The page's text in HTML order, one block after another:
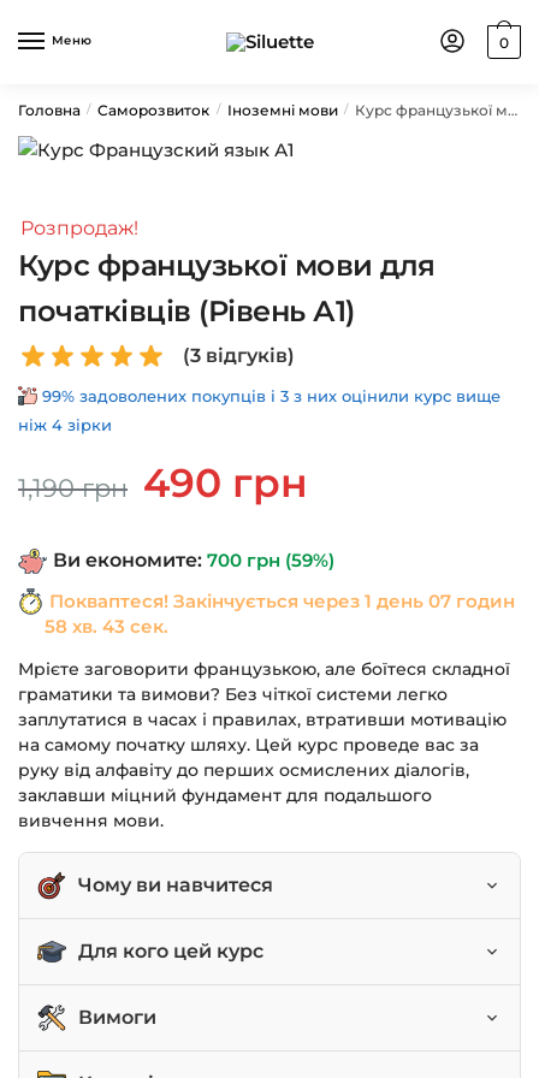
Меню 0
Головна / Саморозвиток / Іноземні мови / Курс французької мови для початківців (Рівень А1)
Розпродаж!
Курс французької мови для
початківців (Рівень А1)
(3відгуків)
99% задоволених покупців і 3 з них оцінили курс вище
ніж 4 зірки
1,190грн
Оригінальна
ціна:
490 грн
Ви економите: 700 грн (59%)
Покваптеся! Закінчується через 1 день 07 годин
58 хв. 43 сек.
Мрієте заговорити французькою, але боїтеся складної
граматики та вимови? Без чіткої системи легко
заплутатися в часах і правилах, втративши мотивацію
на самому початку шляху. Цей курс проведе вас за
руку від алфавіту до перших осмислених діалогів,
заклавши міцний фундамент для подальшого
вивчення мови.
Чому ви навчитеся
Правильно читати та вимовляти французькі
Використовувати базові граматичні часи
Для кого цей курс
Початківці, які ніколи не вивчали французьку.
Ті, хто вчив мову давно і хоче освіжити знання.
Вимоги